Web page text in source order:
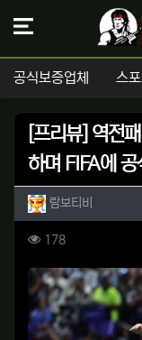
공식보증업체 스
[프리뷰] 역전
하며 FIFA에 공
작성자 정보
람보티비
컨텐츠 정보
178조회
본문